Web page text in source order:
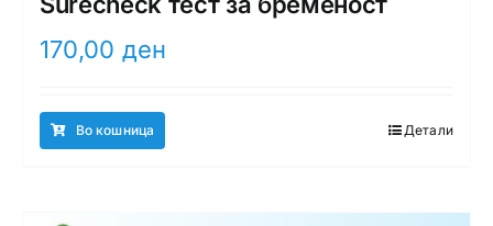
170,00 ден
Во кошница Детали